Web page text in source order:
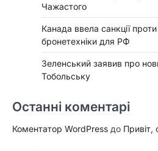
Чажастого
Канада ввела санкції
бронетехніки для РФ
Зеленський заявив про
Тобольську
Останні коментарі
Коментатор WordPress до Привіт,